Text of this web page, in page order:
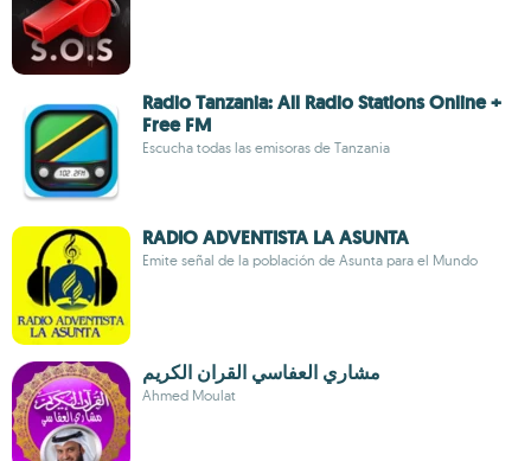
Radio Tanzania: All Radio Stations Online +
Free FM
Escucha todas las emisoras de Tanzania
RADIO ADVENTISTA LA ASUNTA
Emite señal de la población de Asunta para el Mundo
مشاري العفاسي القران الكريم
Ahmed Moulat